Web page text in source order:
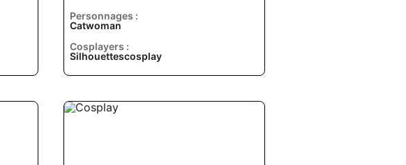
Personnages :
Catwoman
Cosplayers :
Silhouettescosplay